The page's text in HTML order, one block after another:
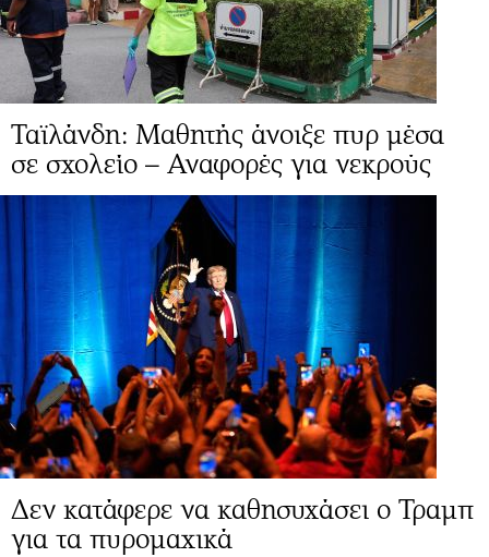
Ταϊλάνδη: Μαθητής άνοιξε πυρ μέσα
σε σχολείο – Αναφορές για νεκρούς
Δεν κατάφερε να καθησυχάσει ο Τραμπ
για τα πυρομαχικά